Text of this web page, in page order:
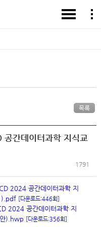
목록
공간데이터과학 지식교
1791
2024 공간데이터과학 지
[다운로드:446회]
2024 공간데이터과학 지
).hwp [다운로드:356회]